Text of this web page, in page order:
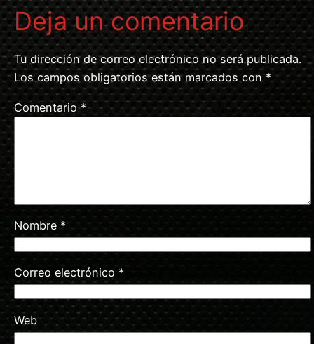
Deja un comentario
Tu dirección de correo electrónico no será publicada.
Los campos obligatorios están marcados con*
Comentario*
Nombre *
Correo electrónico *
Web